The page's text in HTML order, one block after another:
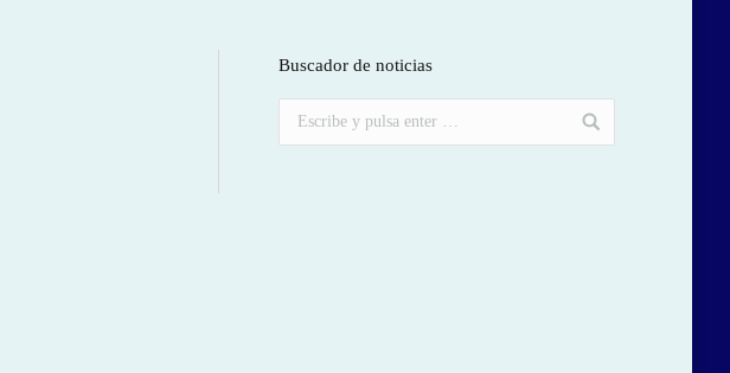
Buscador de noticias